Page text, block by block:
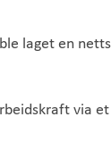
laget en
via